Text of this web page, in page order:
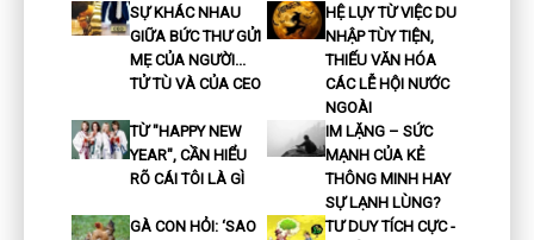
SỰ KHÁC NHAU
GIỮA BỨC THƯ GỬI
MẸ CỦA NGƯỜI...
TỬ TÙ VÀ CỦA CEO
HỆ LỤY TỪ VIỆC DU
NHẬP TÙY TIỆN,
THIẾU VĂN HÓA
CÁC LỄ HỘI NƯỚC
NGOÀI
TỪ "HAPPY NEW
YEAR", CẦN HIỂU
RÕ CÁI TÔI LÀ GÌ
IM LẶNG – SỨC
MẠNH CỦA KẺ
THÔNG MINH HAY
SỰ LẠNH LÙNG?
GÀ CON HỎI: ‘SAO
TƯ DUY TÍCH CỰC -